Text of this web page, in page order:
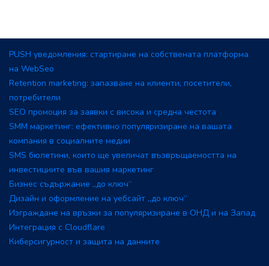
PUSH уведомления: стартиране на собствената платформа
на WebSeo
Retention marketing: запазване на клиенти, посетители,
потребители
SEO промоция за заявки с висока и средна честота
SMM маркетинг: ефективно популяризиране на вашата
компания в социалните медии
SMS бюлетини, които ще увеличат възвръщаемостта на
инвестициите във вашия маркетинг
Бизнес съдържание „до ключ“
Дизайн и оформление на уебсайт „до ключ“
Изграждане на връзки за популяризиране в ОНД и на Запад
Интеграция с Cloudflare
Киберсигурност и защита на данните